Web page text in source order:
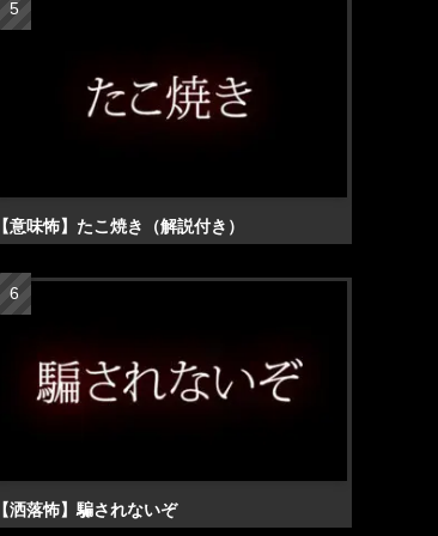
【意味怖】たこ焼き（解説付き）
【洒落怖】騙されないぞ